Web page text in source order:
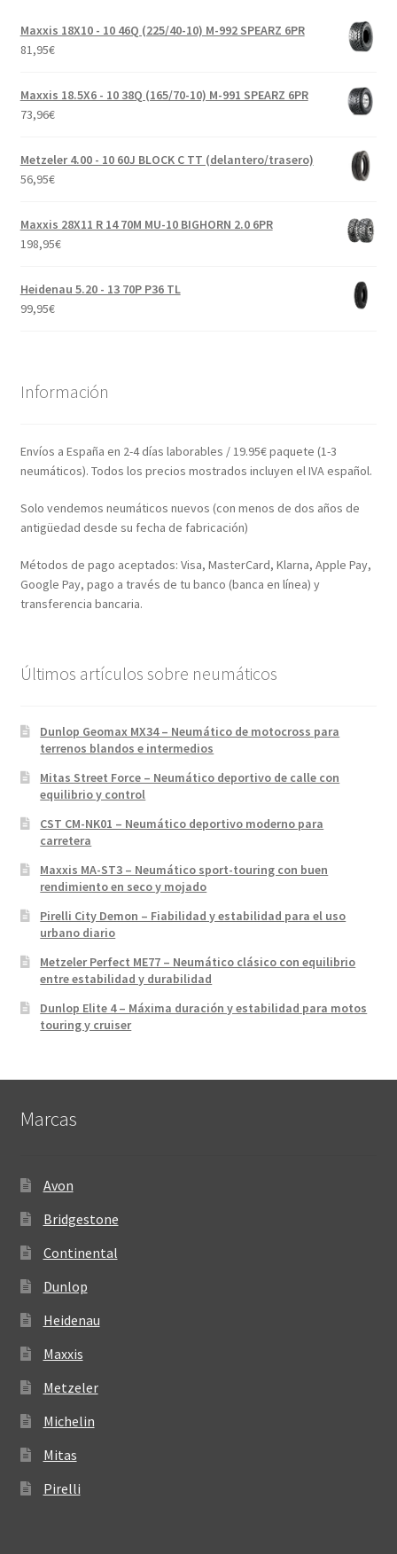
Maxxis 18X10 - 10 46Q (225/40-10) M-992 SPEARZ 6PR
81,95€
Maxxis 18.5X6 - 10 38Q (165/70-10) M-991 SPEARZ 6PR
73,96€
Metzeler 4.00 - 10 60J BLOCK C TT (delantero/trasero)
56,95€
Maxxis 28X11 R 14 70M MU-10 BIGHORN 2.0 6PR
198,95€
Heidenau 5.20 - 13 70P P36 TL
99,95€
Información
Envíos a España en 2-4 días laborables / 19.95€ paquete (1-3
neumáticos). Todos los precios mostrados incluyen el IVA español.
Solo vendemos neumáticos nuevos (con menos de dos años de
antigüedad desde su fecha de fabricación)
Métodos de pago aceptados: Visa, MasterCard, Klarna, Apple Pay,
Google Pay, pago a través de tu banco (banca en línea) y
transferencia bancaria.
Últimos artículos sobre neumáticos
Dunlop Geomax MX34 – Neumático de motocross para
terrenos blandos e intermedios
Mitas Street Force – Neumático deportivo de calle con
equilibrio y control
CST CM-NK01 – Neumático deportivo moderno para
carretera
Maxxis MA-ST3 – Neumático sport-touring con buen
rendimiento en seco y mojado
Pirelli City Demon – Fiabilidad y estabilidad para el uso
urbano diario
Metzeler Perfect ME77 – Neumático clásico con equilibrio
entre estabilidad y durabilidad
Dunlop Elite 4 – Máxima duración y estabilidad para motos
touring y cruiser
Marcas
Avon
Bridgestone
Continental
Dunlop
Heidenau
Maxxis
Metzeler
Michelin
Mitas
Pirelli